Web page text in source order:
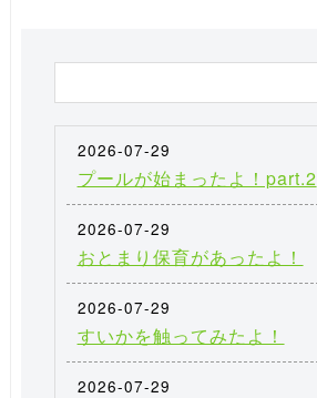
2026-07-29
プールが始まったよ！part.2
2026-07-29
おとまり保育があったよ！
2026-07-29
すいかを触ってみたよ！
2026-07-29